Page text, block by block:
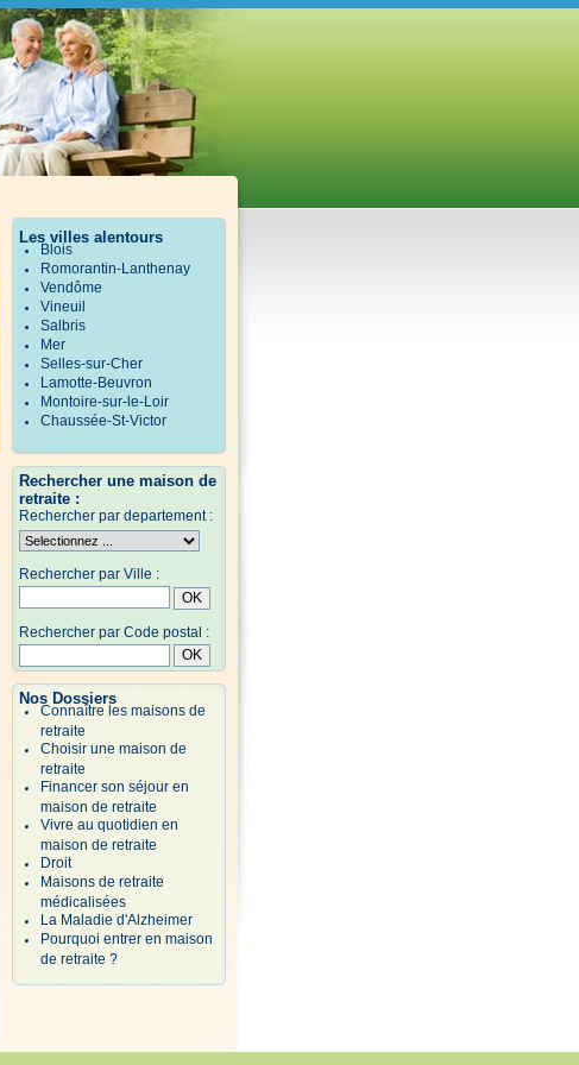
Les villes alentours
Blois
Romorantin-Lanthenay
Vendôme
Vineuil
Salbris
Mer
Selles-sur-Cher
Lamotte-Beuvron
Montoire-sur-le-Loir
Chaussée-St-Victor
Rechercher une maison de
retraite :
Rechercher par departement :
Rechercher par Ville :
Rechercher par Code postal :
Nos Dossiers
Connaître les maisons de
retraite
Choisir une maison de
retraite
Financer son séjour en
maison de retraite
Vivre au quotidien en
maison de retraite
Droit
Maisons de retraite
médicalisées
La Maladie d'Alzheimer
Pourquoi entrer en maison
de retraite ?